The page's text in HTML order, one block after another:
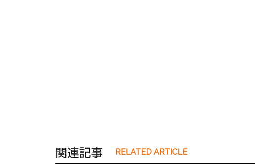
関連記事 RELATED ARTICLE